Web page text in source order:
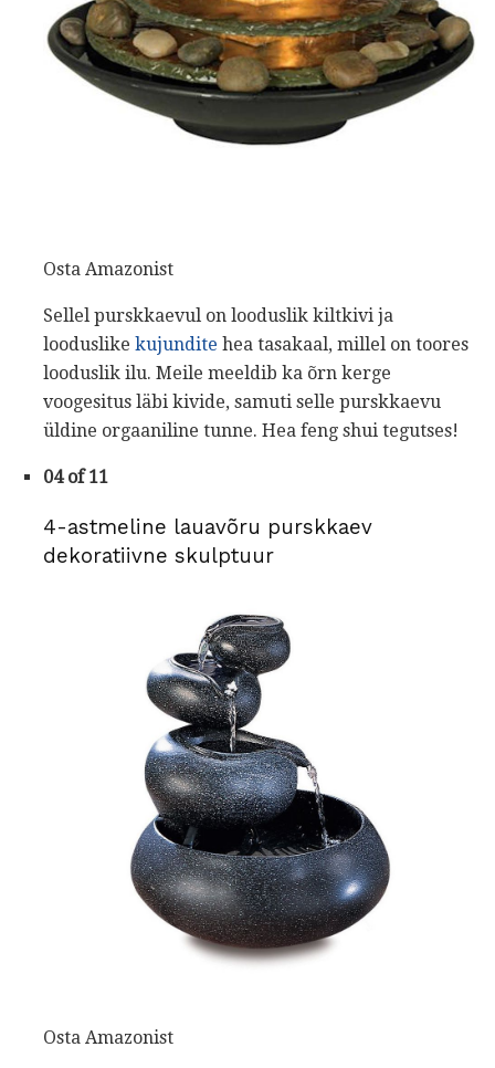
Osta Amazonist
Sellel purskkaevul on looduslik kiltkivi ja
looduslike kujundite hea tasakaal, millel on toores
looduslik ilu. Meile meeldib ka õrn kerge
voogesitus läbi kivide, samuti selle purskkaevu
üldine orgaaniline tunne. Hea feng shui tegutses!
04 of 11
4-astmeline lauavõru purskkaev
dekoratiivne skulptuur
Osta Amazonist